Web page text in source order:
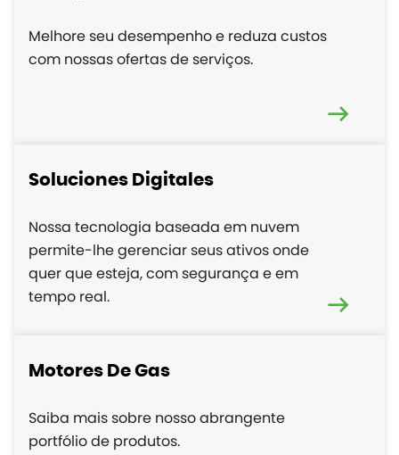
Melhore seu desempenho e reduza custos
com nossas ofertas de serviços.
Soluciones Digitales
Nossa tecnologia baseada em nuvem
permite-lhe gerenciar seus ativos onde
quer que esteja, com segurança e em
tempo real.
Motores De Gas
Saiba mais sobre nosso abrangente
portfólio de produtos.